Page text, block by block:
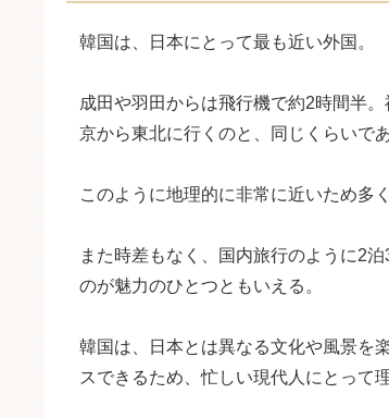
韓国は、日本にとって最も近い外国。
成田や羽田からは飛行機で約2時間半
京から東北に行くのと、同じくらいであ
このように地理的に非常に近いため多
また時差もなく、国内旅行のように2
のが魅力のひとつともいえる。
韓国は、日本とは異なる文化や風景を
スできるため、忙しい現代人にとって